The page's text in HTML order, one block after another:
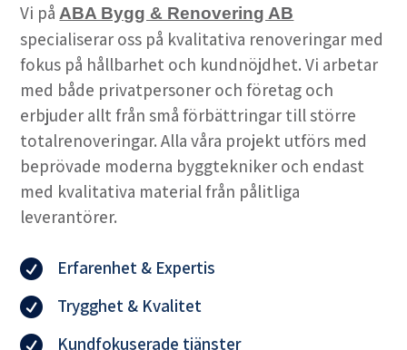
Vi påABA Bygg & Renovering AB
specialiserar oss på kvalitativa renoveringar med
fokus på hållbarhet och kundnöjdhet. Vi arbetar
med både privatpersoner och företag och
erbjuder allt från små förbättringar till större
totalrenoveringar. Alla våra projekt utförs med
beprövade moderna byggtekniker och endast
med kvalitativa material från pålitliga
leverantörer.
 Erfarenhet & Expertis
 Trygghet & Kvalitet
 Kundfokuserade tjänster